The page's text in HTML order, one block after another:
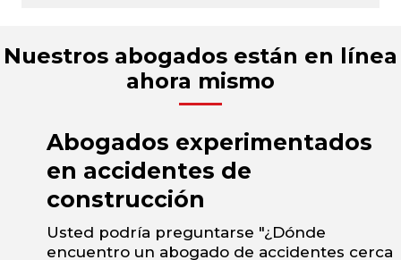
Nuestros abogados están en línea
ahora mismo
Abogados experimentados
en accidentes de
construcción
Usted podría preguntarse "¿Dónde
encuentro un abogado de accidentes cerca